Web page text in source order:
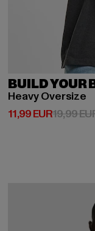
BUILD YOUR
Heavy Oversize
11,99 EUR
Prix courant: 11,99
19,99